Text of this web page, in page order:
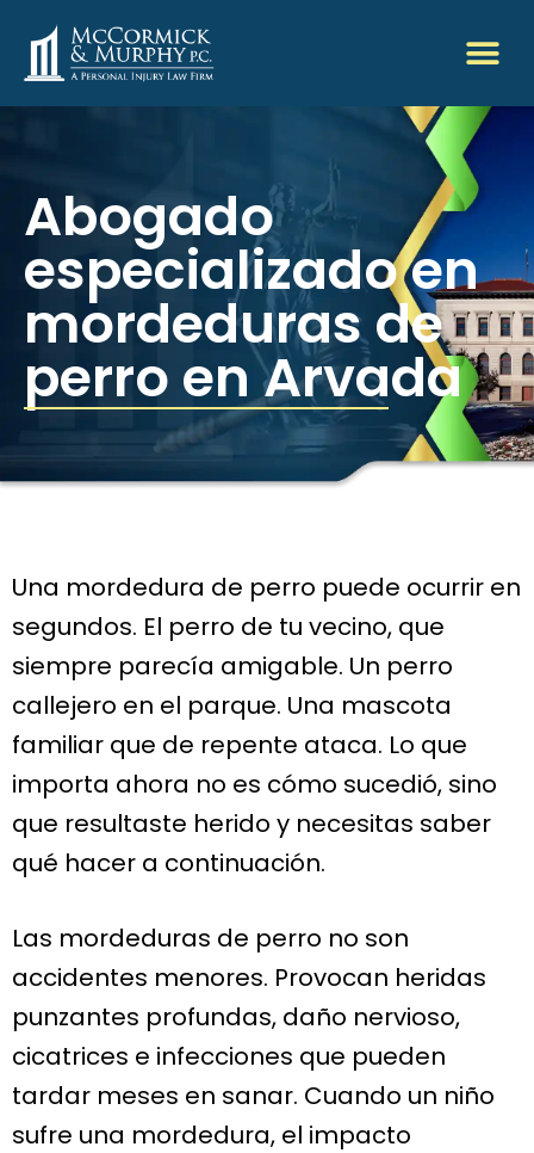
Abogado
especializado en
mordeduras de
perro en Arvada
Una mordedura de perro puede ocurrir en
segundos. El perro de tu vecino, que
siempre parecía amigable. Un perro
callejero en el parque. Una mascota
familiar que de repente ataca. Lo que
importa ahora no es cómo sucedió, sino
que resultaste herido y necesitas saber
qué hacer a continuación.
Las mordeduras de perro no son
accidentes menores. Provocan heridas
punzantes profundas, daño nervioso,
cicatrices e infecciones que pueden
tardar meses en sanar. Cuando un niño
sufre una mordedura, el impacto